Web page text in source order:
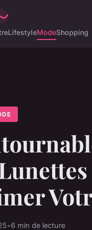
LifestyleModeShopping
•6 min de lecture